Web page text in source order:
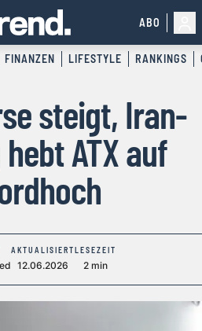
ABO
FINANZEN LIFESTYLE RANKINGS
steigt, Iran-
ATX auf
AKTUALISIERT
12.06.2026
LESEZEIT
2 min